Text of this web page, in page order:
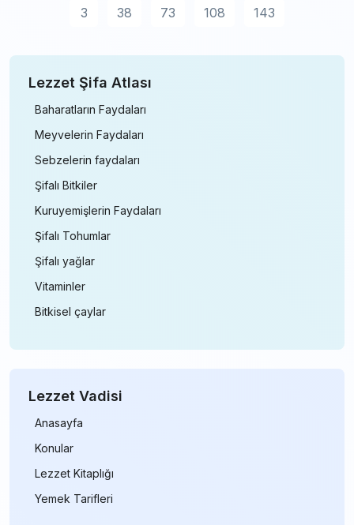
3 38 73 108 143
Lezzet Şifa Atlası
Baharatların Faydaları
Meyvelerin Faydaları
Sebzelerin faydaları
Şifalı Bitkiler
Kuruyemişlerin Faydaları
Şifalı Tohumlar
Şifalı yağlar
Vitaminler
Bitkisel çaylar
Lezzet Vadisi
Anasayfa
Konular
Lezzet Kitaplığı
Yemek Tarifleri